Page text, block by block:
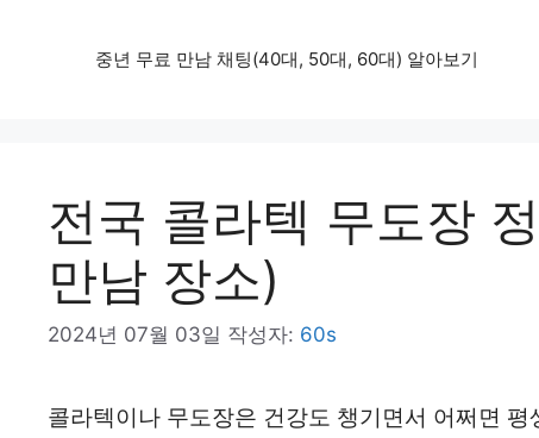
중년 무료 만남 채팅(40대, 50대, 60대) 알아보기
전국 콜라텍 무도장
만남 장소)
2024년 07월 03일 작성자: 60s
콜라텍이나 무도장은 건강도 챙기면서 어쩌면